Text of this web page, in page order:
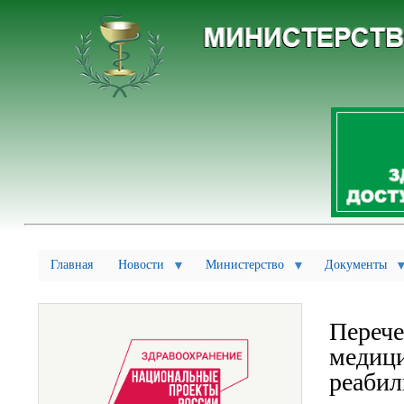
Главная Новости Министерство Документы